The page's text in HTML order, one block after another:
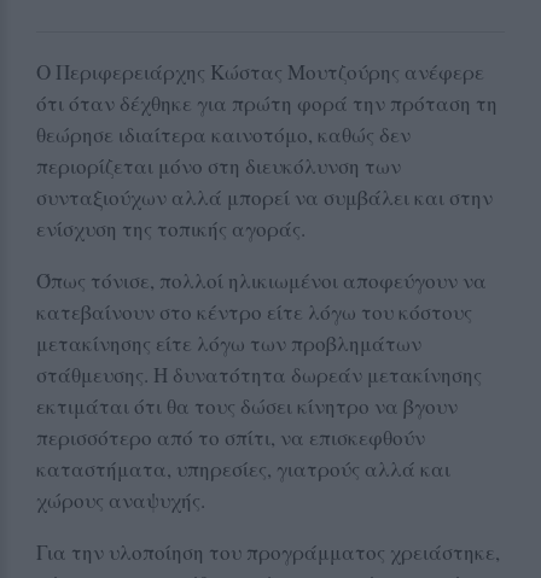
Ο Περιφερειάρχης Κώστας Μουτζούρης ανέφερε
ότι όταν δέχθηκε για πρώτη φορά την πρόταση τη
θεώρησε ιδιαίτερα καινοτόμο, καθώς δεν
περιορίζεται μόνο στη διευκόλυνση των
συνταξιούχων αλλά μπορεί να συμβάλει και στην
ενίσχυση της τοπικής αγοράς.
Όπως τόνισε, πολλοί ηλικιωμένοι αποφεύγουν να
κατεβαίνουν στο κέντρο είτε λόγω του κόστους
μετακίνησης είτε λόγω των προβλημάτων
στάθμευσης. Η δυνατότητα δωρεάν μετακίνησης
εκτιμάται ότι θα τους δώσει κίνητρο να βγουν
περισσότερο από το σπίτι, να επισκεφθούν
καταστήματα, υπηρεσίες, γιατρούς αλλά και
χώρους αναψυχής.
Για την υλοποίηση του προγράμματος χρειάστηκε,